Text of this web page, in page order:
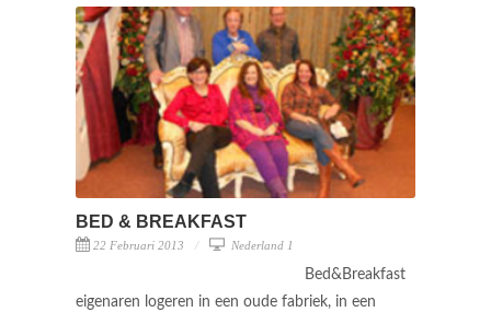
BED & BREAKFAST
22 Februari 2013 Nederland 1
Bed&Breakfast
eigenaren logeren in een oude fabriek, in een